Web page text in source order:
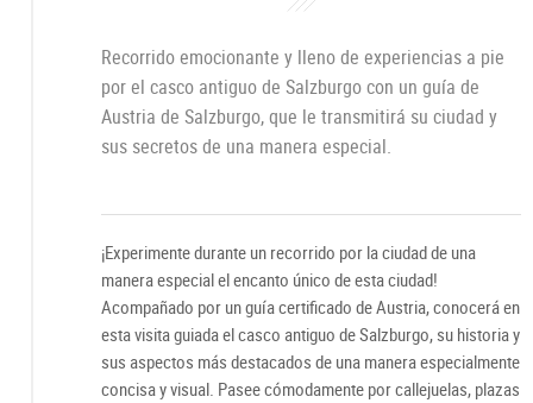
Recorrido emocionante y lleno de experiencias a pie
por el casco antiguo de Salzburgo con un guía de
Austria de Salzburgo, que le transmitirá su ciudad y
sus secretos de una manera especial.
¡Experimente durante un recorrido por la ciudad de una
manera especial el encanto único de esta ciudad!
Acompañado por un guía certificado de Austria, conocerá en
esta visita guiada el casco antiguo de Salzburgo, su historia y
sus aspectos más destacados de una manera especialmente
concisa y visual. Pasee cómodamente por callejuelas, plazas